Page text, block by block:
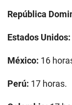
República
Estados Unidos:
México: 16
Perú: 17 horas.